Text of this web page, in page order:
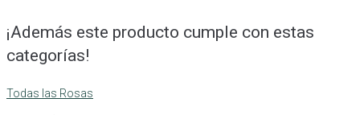
¡Además este producto cumple con estas
categorías!
Todas las Rosas